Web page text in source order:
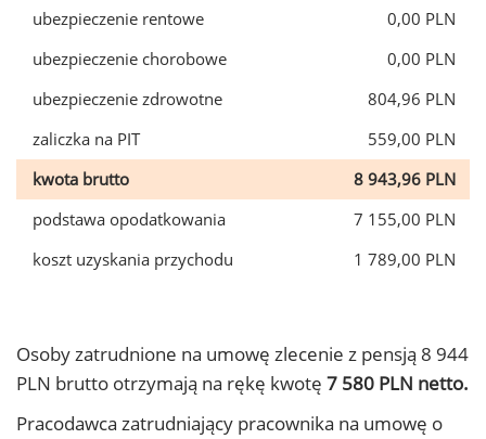
ubezpieczenie rentowe
0,00 PLN
ubezpieczenie chorobowe
0,00 PLN
ubezpieczenie zdrowotne
804,96 PLN
zaliczka na PIT
559,00 PLN
kwota brutto
8 943,96 PLN
podstawa opodatkowania
7 155,00 PLN
koszt uzyskania przychodu
1 789,00 PLN
Osoby zatrudnione na umowę zlecenie z pensją 8 944
PLN brutto otrzymają na rękę kwotę 7 580 PLN netto.
Pracodawca zatrudniający pracownika na umowę o